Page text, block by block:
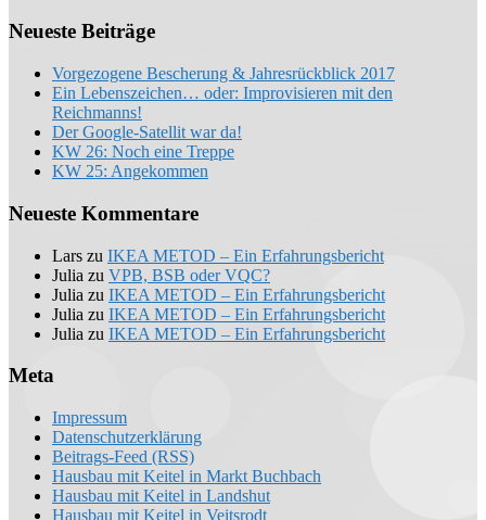
Neueste Beiträge
Vorgezogene Bescherung & Jahresrückblick 2017
Ein Lebenszeichen… oder: Improvisieren mit den
Reichmanns!
Der Google-Satellit war da!
KW 26: Noch eine Treppe
KW 25: Angekommen
Neueste Kommentare
Lars zu IKEA METOD – Ein Erfahrungsbericht
Julia zu VPB, BSB oder VQC?
Julia zu IKEA METOD – Ein Erfahrungsbericht
Julia zu IKEA METOD – Ein Erfahrungsbericht
Julia zu IKEA METOD – Ein Erfahrungsbericht
Meta
Impressum
Datenschutzerklärung
Beitrags-Feed (RSS)
Hausbau mit Keitel in Markt Buchbach
Hausbau mit Keitel in Landshut
Hausbau mit Keitel in Veitsrodt